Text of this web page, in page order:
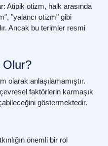
Atipik otizm, halk arasında
"yalancı otizm" gibi
Ancak bu terimler resmi
olarak anlaşılamamıştır.
faktörlerin karmaşık
göstermektedir.
önemli bir rol